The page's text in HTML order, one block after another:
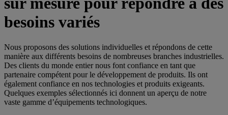
besoins variés
Nous proposons des solutions individuelles et répondons de cette
manière aux différents besoins de nombreuses branches industrielles.
Des clients du monde entier nous font confiance en tant que
partenaire compétent pour le développement de produits. Ils ont
également confiance en nos technologies et produits exigeants.
Quelques exemples sélectionnés ici donnent un aperçu de notre
vaste gamme d’équipements technologiques.